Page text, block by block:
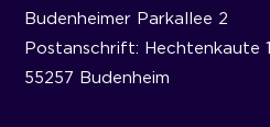
Budenheimer Parkallee 2
Postanschrift: Hechtenkaute 1
55257 Budenheim